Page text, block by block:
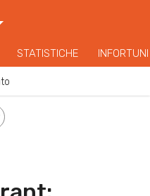
STATISTICHE INFORTUNI